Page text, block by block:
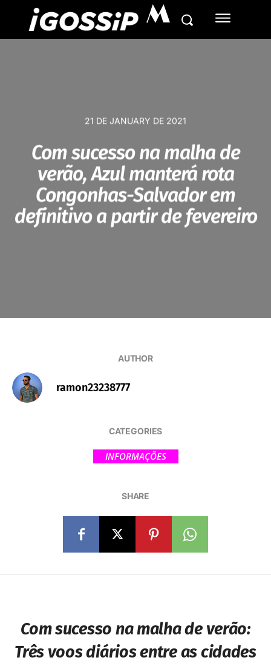
M
21 DE JANUARY DE 2021
Com sucesso na malha de
verão, Azul manterá rota
Congonhas-Salvador em
definitivo a partir de fevereiro
AUTHOR
ramon23238777
CATEGORIES
INFORMAÇÕES
SHARE
Com sucesso na malha de verão:
Três voos diários entre as cidades